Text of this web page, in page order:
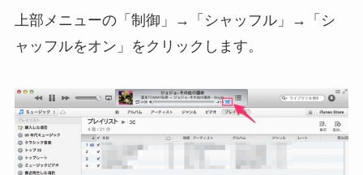
上部メニューの「制御」→「シャッフル」→「シ
ャッフルをオン」をクリックします。